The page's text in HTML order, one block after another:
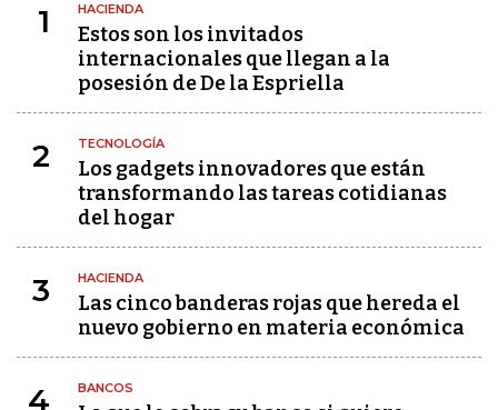
1 HACIENDA
Estos son los invitados
internacionales que llegan a la
posesión de De la Espriella
2 TECNOLOGÍA
Los gadgets innovadores que están
transformando las tareas cotidianas
del hogar
3 HACIENDA
Las cinco banderas rojas que hereda el
nuevo gobierno en materia económica
4 BANCOS